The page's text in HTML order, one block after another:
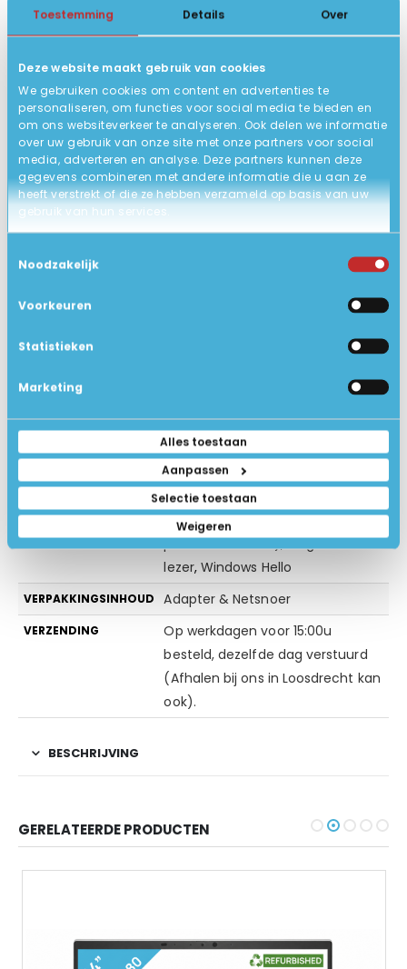
Toestemming Details Over
Deze website maakt gebruik van cookies
We gebruiken cookies om content en advertenties te
personaliseren, om functies voor social media te bieden en
om ons websiteverkeer te analyseren. Ook delen we informatie
over uw gebruik van onze site met onze partners voor social
media, adverteren en analyse. Deze partners kunnen deze
gegevens combineren met andere informatie die u aan ze
heeft verstrekt of die ze hebben verzameld op basis van uw
gebruik van hun services.
Noodzakelijk
Voorkeuren
Statistieken
Marketing
Alles toestaan
Aanpassen
Selectie toestaan
Weigeren
TOETSENBORD QWERTY/US backlit keyboard!
ACCU
STATUS PRODUCT
Nieuw, in open doos!
GARANTIE
NETWERK
Geen LAN
BLUETOOTH Ja
DVD SPELER
SCHERMTYPE
GEWICHT IN KG
KLEUR Zilver
EXTRA SOFTWARE Geen extra software
BEVEILIGING Windows Beveiliging (antivirus)
EXTRA BEVEILIGING Gezichtsherkenning,TPM (Trusted
platform module),Vingerafdruk
lezer, Windows Hello
VERPAKKINGSINHOUD Adapter & Netsnoer
VERZENDING
Op werkdagen voor 15:00u
besteld, dezelfde dag verstuurd
(Afhalen bij ons in Loosdrecht kan
ook).
BESCHRIJVING
GERELATEERDE PRODUCTEN